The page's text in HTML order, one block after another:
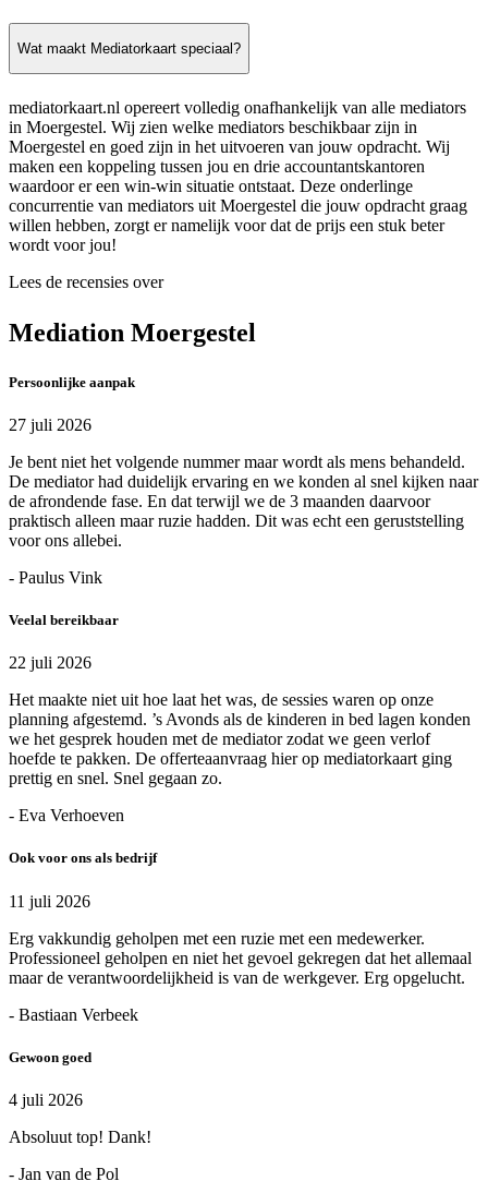
Wat maakt Mediatorkaart speciaal?
mediatorkaart.nl opereert volledig onafhankelijk van alle mediators
in Moergestel. Wij zien welke mediators beschikbaar zijn in
Moergestel en goed zijn in het uitvoeren van jouw opdracht. Wij
maken een koppeling tussen jou en drie accountantskantoren
waardoor er een win-win situatie ontstaat. Deze onderlinge
concurrentie van mediators uit Moergestel die jouw opdracht graag
willen hebben, zorgt er namelijk voor dat de prijs een stuk beter
wordt voor jou!
Lees de recensies over
Mediation Moergestel
Persoonlijke aanpak
27 juli 2026
Je bent niet het volgende nummer maar wordt als mens behandeld.
De mediator had duidelijk ervaring en we konden al snel kijken naar
de afrondende fase. En dat terwijl we de 3 maanden daarvoor
praktisch alleen maar ruzie hadden. Dit was echt een geruststelling
voor ons allebei.
- Paulus Vink
Veelal bereikbaar
22 juli 2026
Het maakte niet uit hoe laat het was, de sessies waren op onze
planning afgestemd. ’s Avonds als de kinderen in bed lagen konden
we het gesprek houden met de mediator zodat we geen verlof
hoefde te pakken. De offerteaanvraag hier op mediatorkaart ging
prettig en snel. Snel gegaan zo.
- Eva Verhoeven
Ook voor ons als bedrijf
11 juli 2026
Erg vakkundig geholpen met een ruzie met een medewerker.
Professioneel geholpen en niet het gevoel gekregen dat het allemaal
maar de verantwoordelijkheid is van de werkgever. Erg opgelucht.
- Bastiaan Verbeek
Gewoon goed
4 juli 2026
Absoluut top! Dank!
- Jan van de Pol